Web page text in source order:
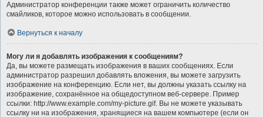
Администратор конференции также может ограничить количество
смайликов, которое можно использовать в сообщении.
Вернуться к началу
Могу ли я добавлять изображения к сообщениям?
Да, вы можете размещать изображения в ваших сообщениях. Если
администратор разрешил добавлять вложения, вы можете загрузить
изображение на конференцию. Если нет, вы должны указать ссылку на
изображение, сохранённое на общедоступном веб-сервере. Пример
ссылки: http://www.example.com/my-picture.gif. Вы не можете указывать
ссылку ни на изображения, хранящиеся на вашем компьютере (если он